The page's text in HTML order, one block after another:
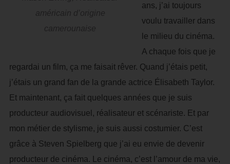
américain d’origine
camerounaise
ans, j’ai toujours
voulu travailler dans
le milieu du cinéma.
A chaque fois que je
regardai un film, ça me faisait rêver. Quand j’étais petit,
j’étais un grand fan de la grande actrice Élisabeth Taylor.
Et maintenant, ça fait quelques années que je suis
producteur audiovisuel, réalisateur et scénariste. Et par
mon métier de stylisme, je suis aussi costumier. C’est
grâce à Steven Spielberg que j’ai eu envie de devenir
producteur de cinéma. Le cinéma, c’est l’amour de ma vie,